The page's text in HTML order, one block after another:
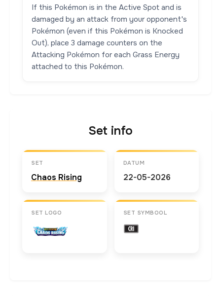
If this Pokémon is in the Active Spot and is
damaged by an attack from your opponent's
Pokémon (even if this Pokémon is Knocked
Out), place 3 damage counters on the
Attacking Pokémon for each Grass Energy
attached to this Pokémon.
Set info
SET
Chaos Rising
DATUM
22-05-2026
SET LOGO SET SYMBOOL